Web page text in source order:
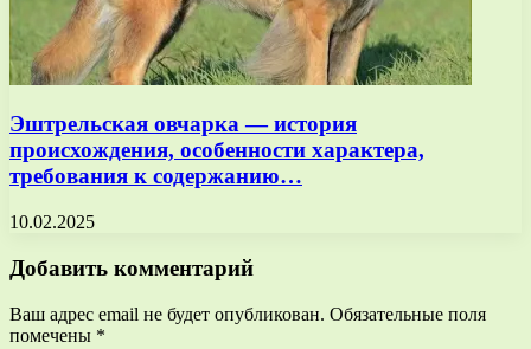
Эштрельская овчарка — история
происхождения, особенности характера,
требования к содержанию…
10.02.2025
Добавить комментарий
Ваш адрес email не будет опубликован. Обязательные поля
помечены *